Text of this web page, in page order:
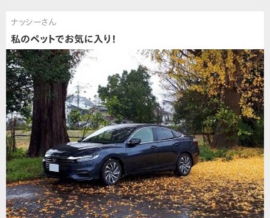
ナッシーさん
私のペットでお気に入り！